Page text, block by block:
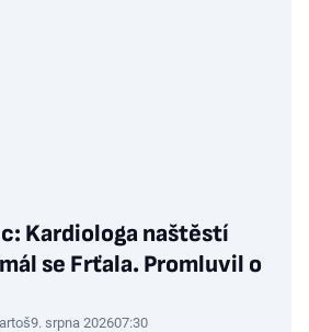
Kardiologa naštěstí
se Frťala. Promluvil o
9. srpna 202607:30